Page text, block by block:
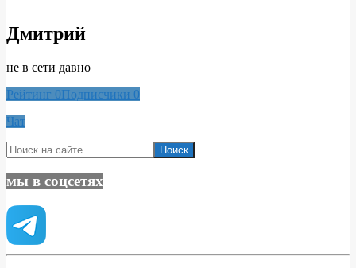
Дмитрий
не в сети давно
Рейтинг 0Подписчики 0
Чат
2020-
03-
08
Поиск
мы в соцсетях